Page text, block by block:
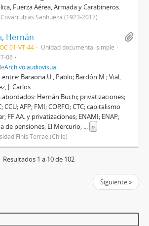
Fuerza Aérea, Armada y Carabineros.
Sanhueza (1923-2017)
Hernán
01-VT-44
Unidad documental simple
06
Archivo audiovisual
entre: Baraona U., Pablo; Bardón M.; Vial,
J. Carlos.
abordados: Hernán Büchi; privatizaciones;
CCU; AFP; FMI; CORFO; CTC; capitalismo
FF.AA. y privatizaciones; ENAMI; ENAP;
de pensiones; El Mercurio; ... »
Finis Terrae (Chile)
Resultados 1 a 10 de 102
Siguiente »